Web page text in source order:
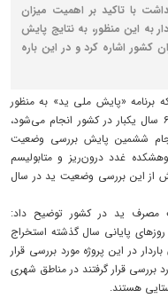
با تاکید بر اهمیت میزان
به این منظور، به نتایج پایش
کشور اشاره کرد و در این باره
برنامه «پایش ملی ید» به منظور
بررسی وضعیت نمک‌های یددار در کشور هر ۵ تا ۶ سال یکبار در کشور انجام می‌شود،
ششمین پایش بررسی وضعیت
غدد درون‌ریز و متابولیسم
از این بررسی وضعیت ید در سال
مصرف ید در کشور توضیح داد:
پایانی سال گذشته استخراج
دانش‌آموز و حدود ۳هزار زن باردار در این پروژه مورد بررسی قرار
بررسی قرار گرفتند در مناطق شهری